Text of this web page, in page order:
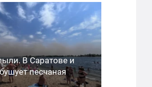
В Саратове и
песчаная